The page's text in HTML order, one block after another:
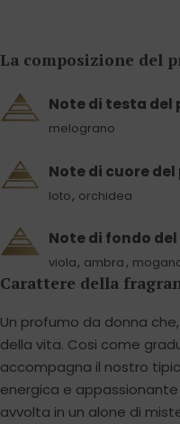
La composizione del
Note di testa del
melograno
Note di cuore
loto, orchidea
Note di fondo
viola, ambra,
Carattere della
Un profumo da donna
della vita. Cosi come
accompagna il nostro
energica e
avvolta in un alone di